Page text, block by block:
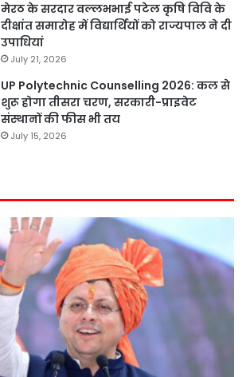
मेरठ के सरदार वल्लभभाई पटेल कृषि विवि के
दीक्षांत समारोह में विद्यार्थियों को राज्यपाल ने दी
उपाधियां
July 21, 2026
UP Polytechnic Counselling 2026: कल से
शुरू होगा तीसरा चरण, सरकारी-प्राइवेट
संस्थानों की फीस भी तय
July 15, 2026